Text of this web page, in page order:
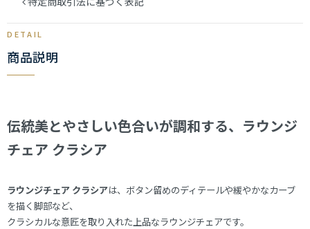
商品説明
伝統美とやさしい色合いが調和する、ラウンジ
チェア クラシア
ラウンジチェア クラシアは、ボタン留めのディテールや緩やかなカーブ
を描く脚部など、
クラシカルな意匠を取り入れた上品なラウンジチェアです。